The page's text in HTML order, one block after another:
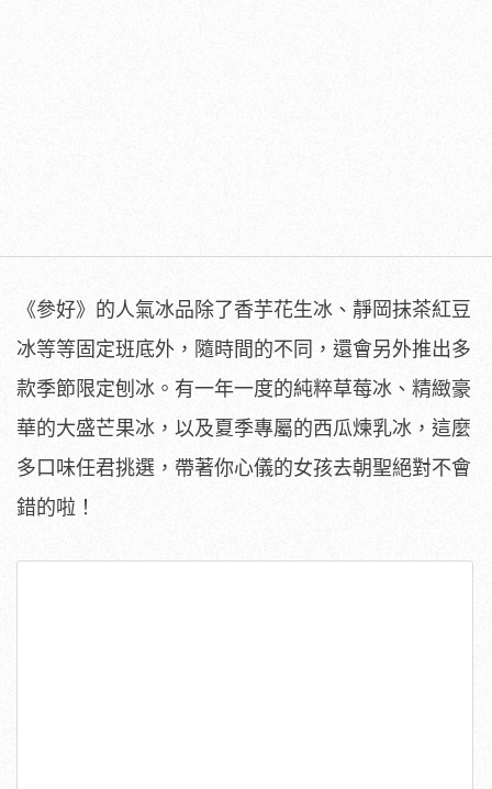
《參好》的人氣冰品除了香芋花生冰、靜岡抹茶紅豆
冰等等固定班底外，隨時間的不同，還會另外推出多
款季節限定刨冰。有一年一度的純粹草莓冰、精緻豪
華的大盛芒果冰，以及夏季專屬的西瓜煉乳冰，這麼
多口味任君挑選，帶著你心儀的女孩去朝聖絕對不會
錯的啦！